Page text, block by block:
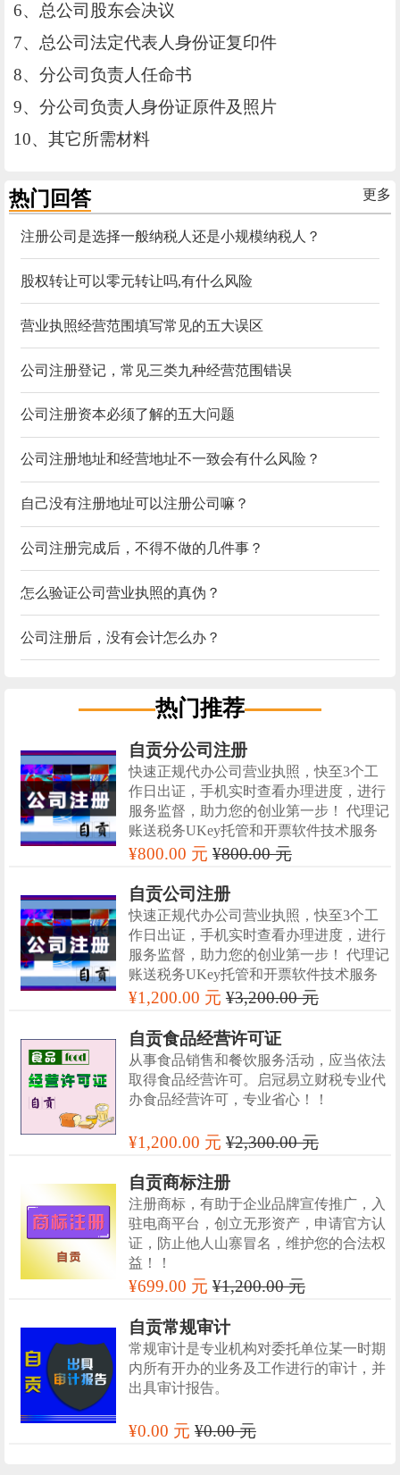
6、总公司股东会决议
7、总公司法定代表人身份证复印件
8、分公司负责人任命书
9、分公司负责人身份证原件及照片
10、其它所需材料
更多
热门回答
注册公司是选择一般纳税人还是小规模纳税人？
股权转让可以零元转让吗,有什么风险
营业执照经营范围填写常见的五大误区
公司注册登记，常见三类九种经营范围错误
公司注册资本必须了解的五大问题
公司注册地址和经营地址不一致会有什么风险？
自己没有注册地址可以注册公司嘛？
公司注册完成后，不得不做的几件事？
怎么验证公司营业执照的真伪？
公司注册后，没有会计怎么办？
热门推荐
自贡分公司注册
快速正规代办公司营业执照，快至3个工
作日出证，手机实时查看办理进度，进行
服务监督，助力您的创业第一步！ 代理记
账送税务UKey托管和开票软件技术服务
¥800.00 元¥800.00 元
自贡公司注册
快速正规代办公司营业执照，快至3个工
作日出证，手机实时查看办理进度，进行
服务监督，助力您的创业第一步！ 代理记
账送税务UKey托管和开票软件技术服务
¥1,200.00 元¥3,200.00 元
自贡食品经营许可证
从事食品销售和餐饮服务活动，应当依法
取得食品经营许可。启冠易立财税专业代
办食品经营许可，专业省心！！
¥1,200.00 元¥2,300.00 元
自贡商标注册
注册商标，有助于企业品牌宣传推广，入
驻电商平台，创立无形资产，申请官方认
证，防止他人山寨冒名，维护您的合法权
益！！
¥699.00 元¥1,200.00 元
自贡常规审计
常规审计是专业机构对委托单位某一时期
内所有开办的业务及工作进行的审计，并
出具审计报告。
¥0.00 元¥0.00 元